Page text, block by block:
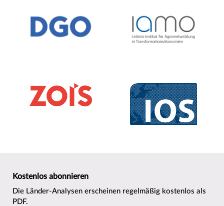
Kostenlos abonnieren
Die Länder-Analysen erscheinen regelmäßig kostenlos als
PDF.